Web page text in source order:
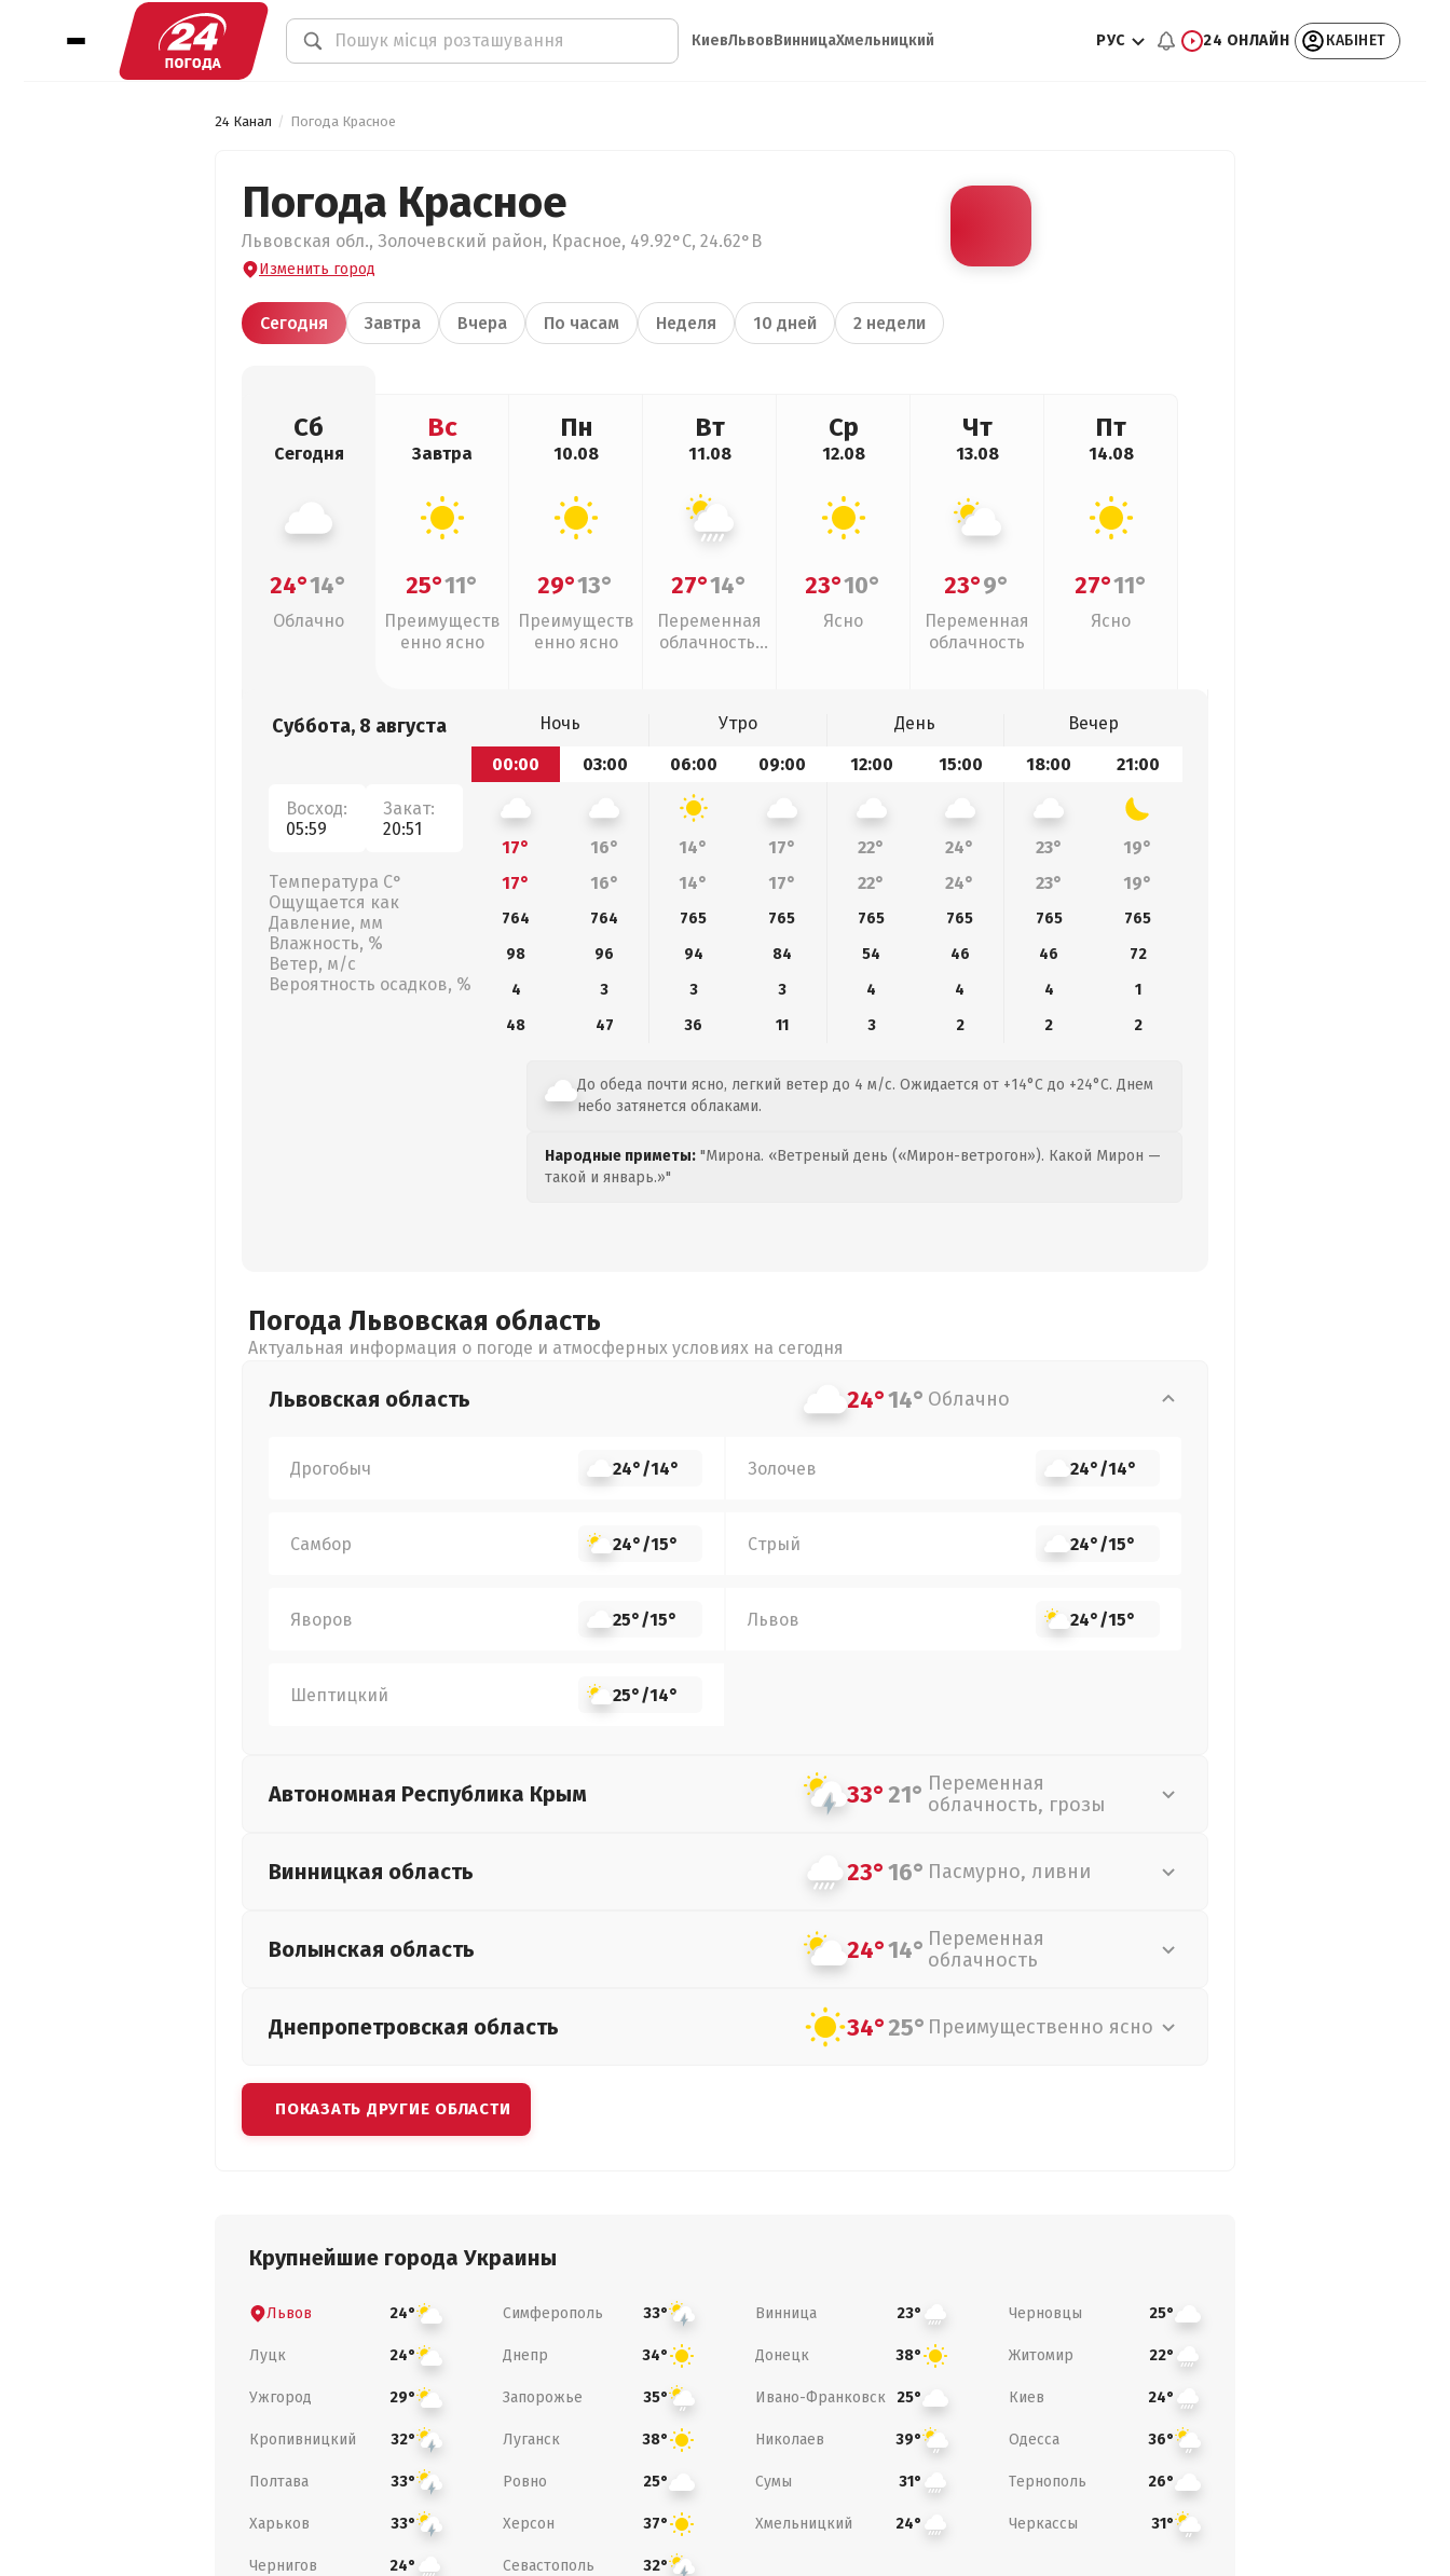
КиевЛьвовВинницаХмельницкий РУС 24 ОНЛАЙН КАБІНЕТ
24 Канал Погода Красное
Погода Красное
Львовская обл., Золочевский район, Красное, 49.92°С, 24.62°В
Изменить город
Сегодня Завтра Вчера По часам Неделя 10 дней 2 недели
Сб
Сегодня
24°14°
Облачно
Вс
Завтра
25°11°
Преимуществ
енно ясно
Пн
10.08
29°13°
Преимуществ
енно ясно
Вт
11.08
27°14°
Переменная
облачность,
Ср
12.08
23°10°
Ясно
Чт
13.08
23°9°
Переменная
облачность
Пт
14.08
27°11°
Ясно
Суббота, 8 августа
Восход:
05:59
Закат:
20:51
Температура С°
Ощущается как
Давление, мм
Влажность, %
Ветер, м/с
Вероятность осадков, %
Ночь Утро День
Вечер
00:00
03:00 06:00 09:00 12:00 15:00 18:00 21:00
17° 16° 14° 17° 22° 24° 23°
19°
17°
16° 14° 17° 22° 24° 23° 19°
764 764 765 765 765 765 765
765
98
96 94 84 54 46 46
72
4
3 3 3 4 4 4
1
48
47 36 11 3 2 2 2
До обеда почти ясно, легкий ветер до 4 м/с. Ожидается от +14°C до +24°C. Днем
небо затянется облаками.
Народные приметы: "Мирона. «Ветреный день («Мирон-ветрогон»). Какой Мирон —
такой и январь.»"
Погода Львовская область
Актуальная информация о погоде и атмосферных условиях на сегодня
Львовская область 24°14° Облачно
Дрогобыч 24°/14° Золочев 24°/14°
Самбор 24°/15° Стрый 24°/15°
Яворов 25°/15° Львов 24°/15°
Шептицкий 25°/14°
Автономная Республика Крым 33°21° Переменная
облачность, грозы
Винницкая область 23°16° Пасмурно, ливни
Волынская область 24°14° Переменная
облачность
Днепропетровская область 34°25° Преимущественно ясно
ПОКАЗАТЬ ДРУГИЕ ОБЛАСТИ
Крупнейшие города Украины
Львов 24° Симферополь 33° Винница 23° Черновцы 25°
Луцк 24° Днепр 34° Донецк 38° Житомир 22°
Ужгород 29° Запорожье 35° Ивано-Франковск 25° Киев 24°
Кропивницкий 32° Луганск 38° Николаев 39° Одесса 36°
Полтава 33° Ровно 25° Сумы 31° Тернополь 26°
Харьков 33° Херсон 37° Хмельницкий 24° Черкассы 31°
Чернигов 24° Севастополь 32°